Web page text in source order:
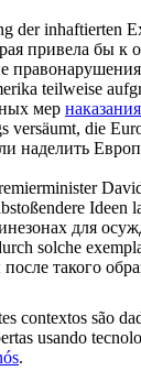
der inhaftierten
привела бы к
teilweise
мер наказания
versäumt, die
наделить
Ideen
для
solche
такого
contextos são
usando
.